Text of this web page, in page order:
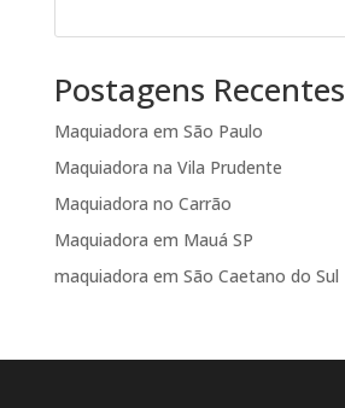
Postagens Recentes
Maquiadora em São Paulo
Maquiadora na Vila Prudente
Maquiadora no Carrão
Maquiadora em Mauá SP
maquiadora em São Caetano do Sul